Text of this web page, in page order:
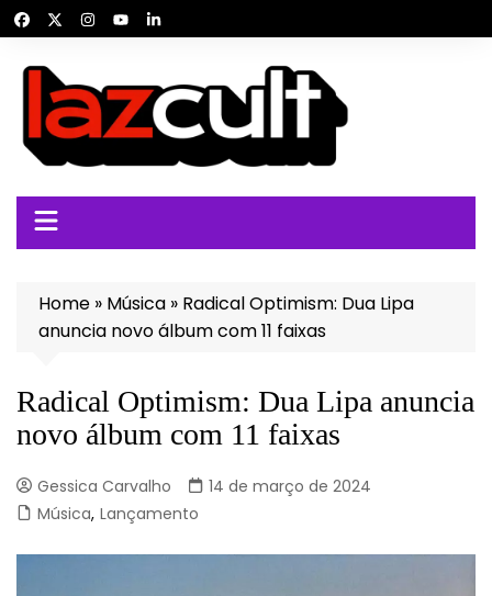
para
conteúdo
Home » Música » Radical Optimism: Dua Lipa
anuncia novo álbum com 11 faixas
Radical Optimism: Dua Lipa anuncia
novo álbum com 11 faixas
Gessica Carvalho
14 de março de 2024
Música, Lançamento